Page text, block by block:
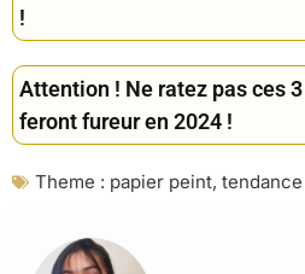
!
Attention ! Ne ratez pas ces
feront fureur en 2024 !
Theme : papier peint, tendance